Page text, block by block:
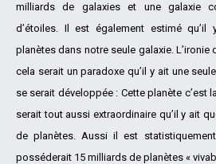
milliards de galaxies et une galaxie
d’étoiles. Il est également estimé
planètes dans notre seule galaxie. L’ironie
cela serait un paradoxe qu’il y ait une
se serait développée : Cette planète c’est
serait tout aussi extraordinaire qu’il y ait
de planètes. Aussi il est
posséderait 15 milliards de planètes «